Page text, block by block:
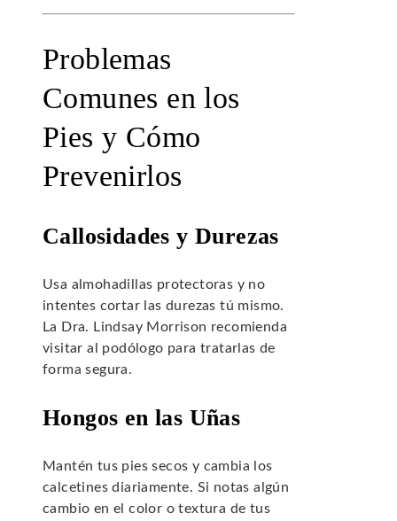
Problemas
Comunes en los
Pies y Cómo
Prevenirlos
Callosidades y Durezas
Usa almohadillas protectoras y no
intentes cortar las durezas tú mismo.
La Dra. Lindsay Morrison recomienda
visitar al podólogo para tratarlas de
forma segura.
Hongos en las Uñas
Mantén tus pies secos y cambia los
calcetines diariamente. Si notas algún
cambio en el color o textura de tus